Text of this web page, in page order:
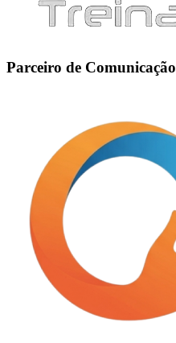
Parceiro de Comunicação